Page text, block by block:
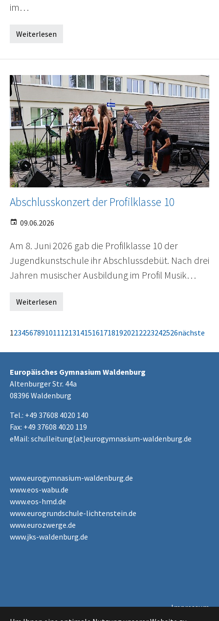
im…
Weiterlesen
Abschlusskonzert der Profilklasse 10
09.06.2026
Am 8. Juni 2026 gab die Profilklasse 10 der
Jugendkunstschule ihr Abschlussdebüt. Nach drei
Jahren musischer Ausbildung im Profil Musik…
Weiterlesen
1234567891011121314151617181920212223242526nächste
Europäisches Gymnasium Waldenburg
Altenburger Str. 44a
08396 Waldenburg
Tel.: +49 37608 4020 140
Fax: +49 37608 4020 119
eMail: schulleitung(at)eurogymnasium-waldenburg.de
www.eurogymnasium-waldenburg.de
www.eos-wabu.de
www.eos-hmd.de
www.eurogrundschule-lichtenstein.de
www.eurozwerge.de
www.jks-waldenburg.de
Impressum
Datenschutzerklärung